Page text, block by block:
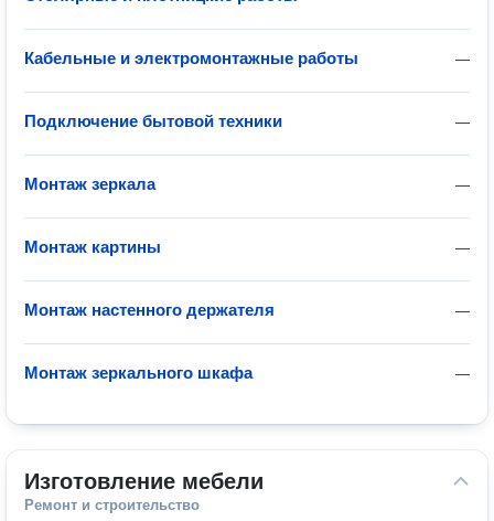
—
Кабельные и электромонтажные работы
—
Подключение бытовой техники
—
Монтаж зеркала
—
Монтаж картины
—
Монтаж настенного держателя
—
Монтаж зеркального шкафа
Изготовление мебели
Ремонт и строительство